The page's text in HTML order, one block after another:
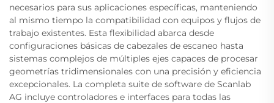
necesarios para sus aplicaciones específicas, manteniendo
al mismo tiempo la compatibilidad con equipos y flujos de
trabajo existentes. Esta flexibilidad abarca desde
configuraciones básicas de cabezales de escaneo hasta
sistemas complejos de múltiples ejes capaces de procesar
geometrías tridimensionales con una precisión y eficiencia
excepcionales. La completa suite de software de Scanlab
AG incluye controladores e interfaces para todas las